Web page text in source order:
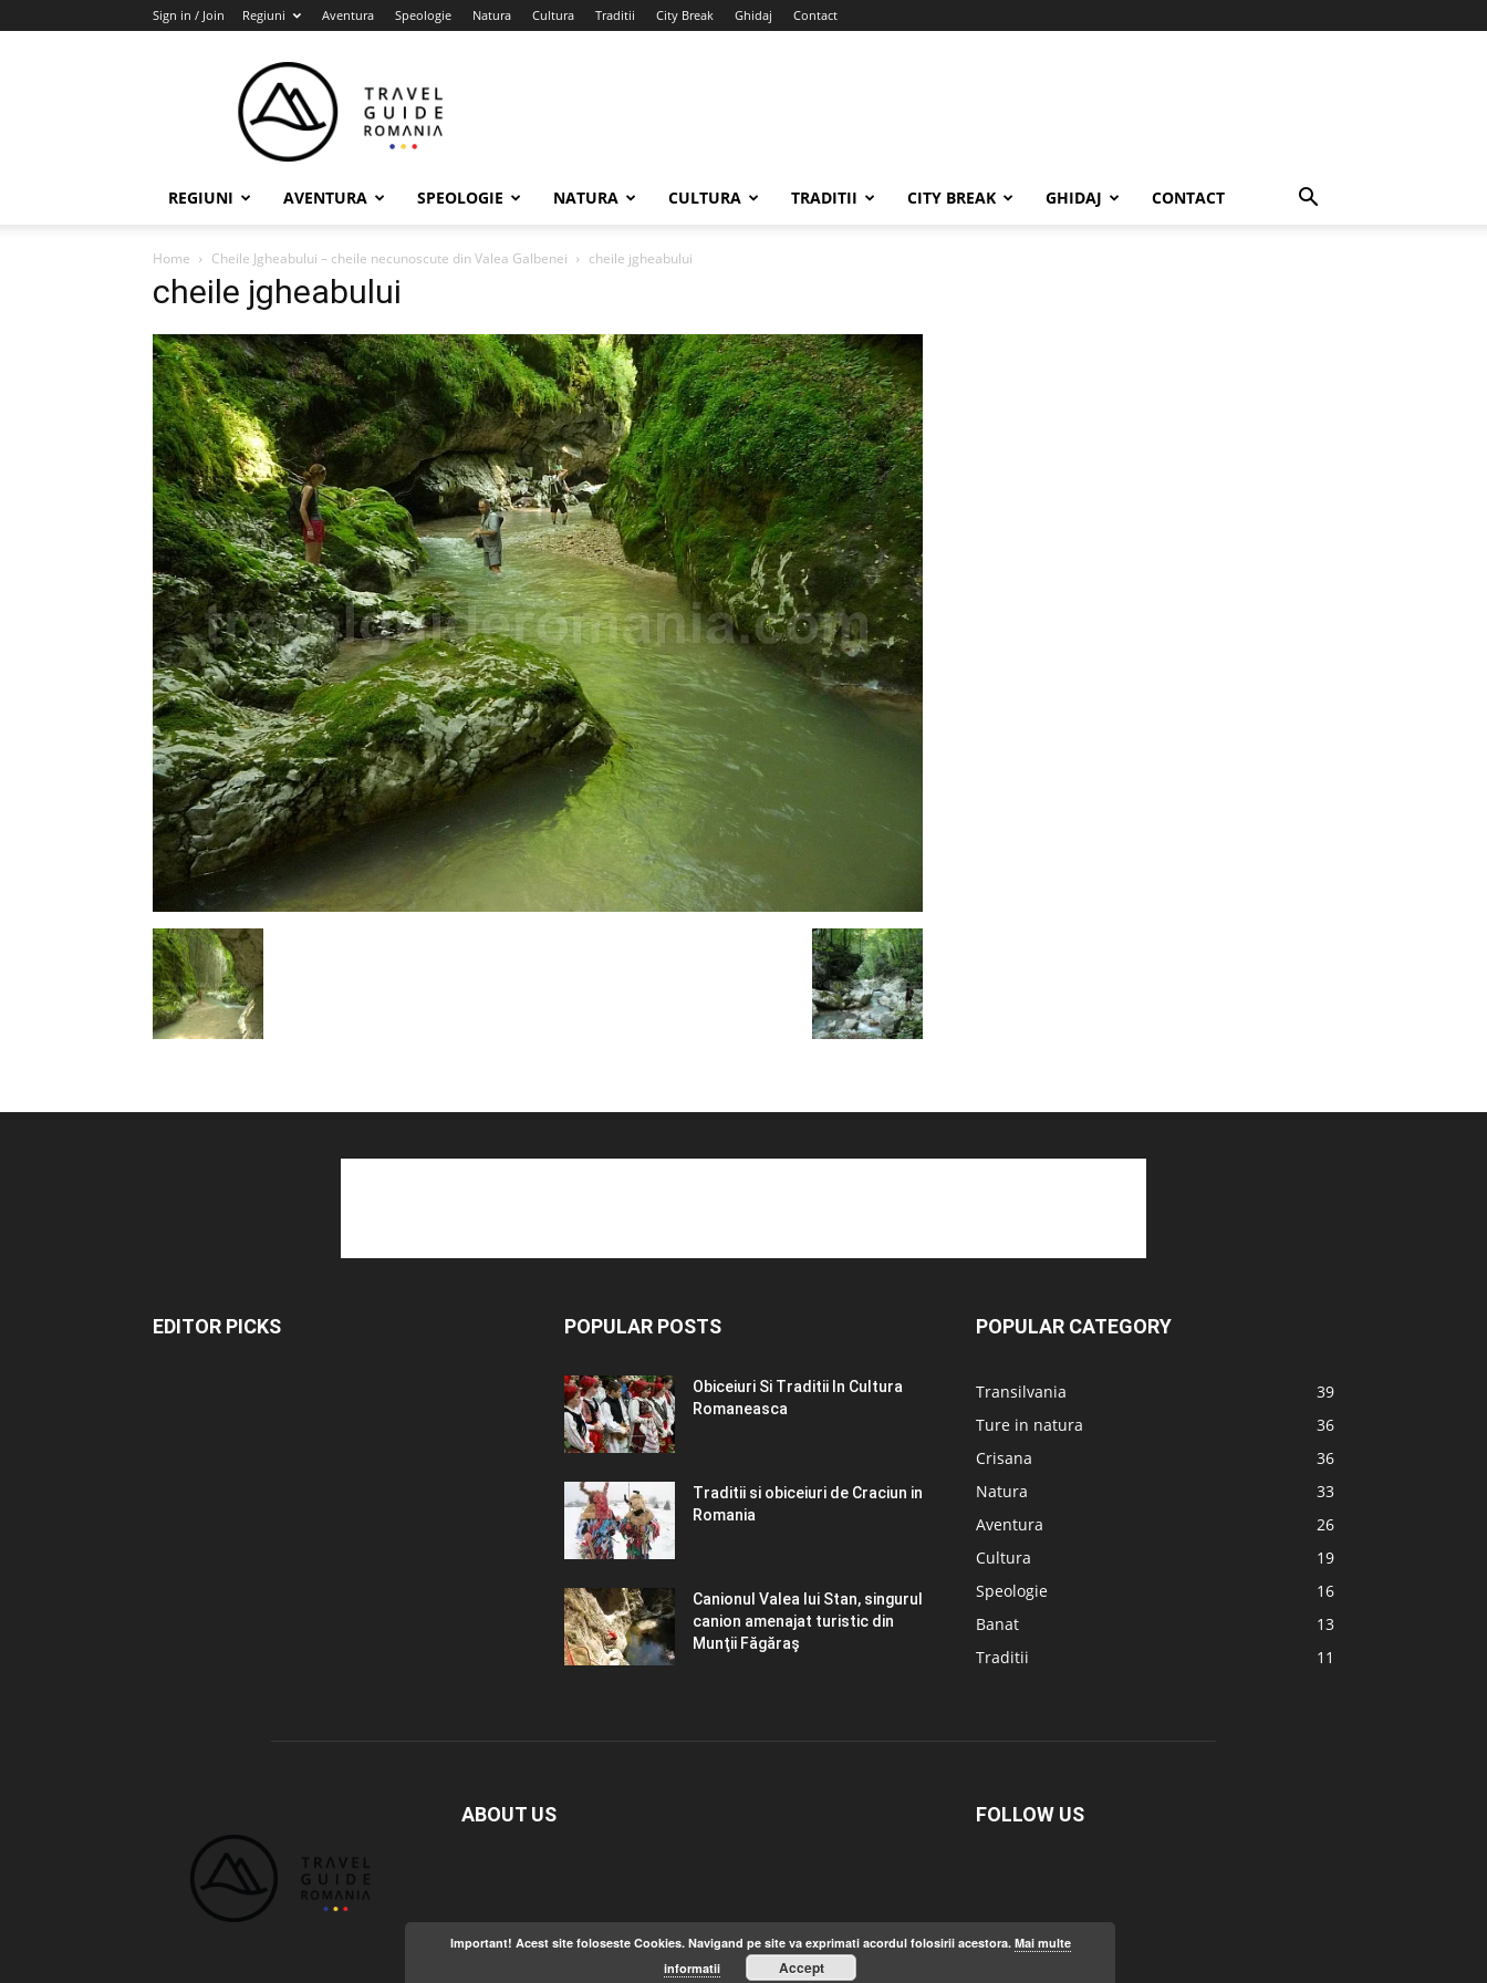
Sign in / Join Regiuni Aventura Speologie Natura Cultura Traditii City Break Ghidaj Contact
Guide
Romania
REGIUNI AVENTURA SPEOLOGIE NATURA CULTURA TRADITII CITY BREAK GHIDAJ CONTACT
Home Cheile Jgheabului – cheile necunoscute din Valea Galbenei cheile jgheabului
cheile jgheabului
EDITOR PICKS POPULAR POSTS
Obiceiuri Si Traditii In Cultura
Romaneasca
Traditii si obiceiuri de Craciun in
Romania
Canionul Valea lui Stan, singurul
canion amenajat turistic din
Munţii Făgăraş
POPULAR CATEGORY
Transilvania
39
Ture in natura
36
Crisana
36
Natura
33
Aventura
26
Cultura
19
Speologie
16
Banat
13
Traditii
11
ABOUT US FOLLOW US
Important! Acest site foloseste Cookies. Navigand pe site va exprimati acordul folosirii acestora. Mai multe
informatii
Accept